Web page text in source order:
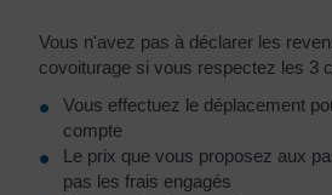
Vous n'avez pas à déclarer les
covoiturage si vous respectez les 3
Vous effectuez le déplacement
compte
Le prix que vous proposez aux
pas les frais engagés